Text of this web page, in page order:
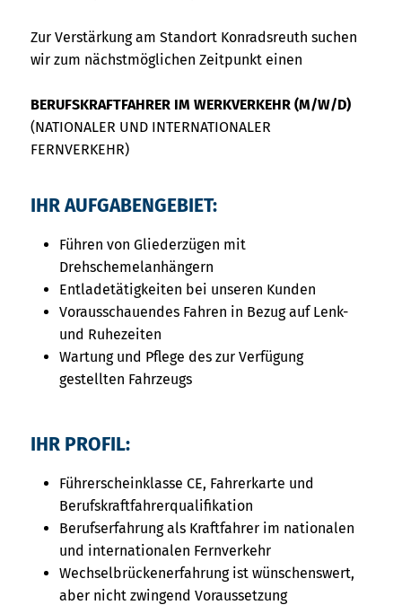
Zur Verstärkung am Standort Konradsreuth suchen
wir zum nächstmöglichen Zeitpunkt einen
BERUFSKRAFTFAHRER IM WERKVERKEHR (M/W/D)
(NATIONALER UND INTERNATIONALER
FERNVERKEHR)
IHR AUFGABENGEBIET:
Führen von Gliederzügen mit
Drehschemelanhängern
Entladetätigkeiten bei unseren Kunden
Vorausschauendes Fahren in Bezug auf Lenk-
und Ruhezeiten
Wartung und Pflege des zur Verfügung
gestellten Fahrzeugs
IHR PROFIL:
Führerscheinklasse CE, Fahrerkarte und
Berufskraftfahrerqualifikation
Berufserfahrung als Kraftfahrer im nationalen
und internationalen Fernverkehr
Wechselbrückenerfahrung ist wünschenswert,
aber nicht zwingend Voraussetzung